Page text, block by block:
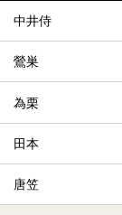
中井侍
鶯巣
為栗
田本
唐笠